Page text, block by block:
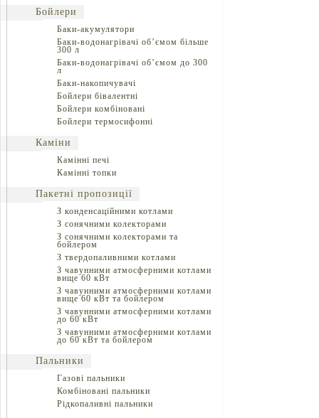
Бойлери
Баки-акумулятори
Баки-водонагрівачі об’ємом більше
300 л
Баки-водонагрівачі об’ємом до 300
л
Баки-накопичувачі
Бойлери бівалентні
Бойлери комбіновані
Бойлери термосифонні
Каміни
Камінні печі
Камінні топки
Пакетні пропозиції
З конденсаційними котлами
З сонячними колекторами
З сонячними колекторами та
бойлером
З твердопаливними котлами
З чавунними атмосферними котлами
вище 60 кВт
З чавунними атмосферними котлами
вище 60 кВт та бойлером
З чавунними атмосферними котлами
до 60 кВт
З чавунними атмосферними котлами
до 60 кВт та бойлером
Пальники
Газові пальники
Комбіновані пальники
Рідкопаливні пальники